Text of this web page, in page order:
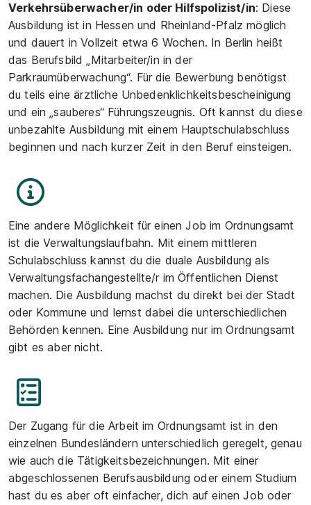
Verkehrsüberwacher/in oder Hilfspolizist/in: Diese
Ausbildung ist in Hessen und Rheinland-Pfalz möglich
und dauert in Vollzeit etwa 6 Wochen. In Berlin heißt
das Berufsbild „Mitarbeiter/in in der
Parkraumüberwachung“. Für die Bewerbung benötigst
du teils eine ärztliche Unbedenklichkeitsbescheinigung
und ein „sauberes“ Führungszeugnis. Oft kannst du diese
unbezahlte Ausbildung mit einem Hauptschulabschluss
beginnen und nach kurzer Zeit in den Beruf einsteigen.
Eine andere Möglichkeit für einen Job im Ordnungsamt
ist die Verwaltungslaufbahn. Mit einem mittleren
Schulabschluss kannst du die duale Ausbildung als
Verwaltungsfachangestellte/r im Öffentlichen Dienst
machen. Die Ausbildung machst du direkt bei der Stadt
oder Kommune und lernst dabei die unterschiedlichen
Behörden kennen. Eine Ausbildung nur im Ordnungsamt
gibt es aber nicht.
Der Zugang für die Arbeit im Ordnungsamt ist in den
einzelnen Bundesländern unterschiedlich geregelt, genau
wie auch die Tätigkeitsbezeichnungen. Mit einer
abgeschlossenen Berufsausbildung oder einem Studium
hast du es aber oft einfacher, dich auf einen Job oder